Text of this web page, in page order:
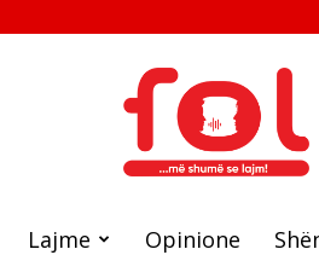
FOL
Lajme Opinione